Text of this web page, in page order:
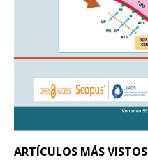
ARTÍCULOS MÁS VISTOS